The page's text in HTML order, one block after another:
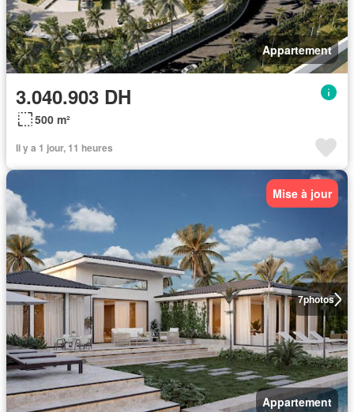
Appartement
3.040.903 DH
500 m²
Il y a 1 jour, 11 heures
7photos
Mise à jour
Appartement